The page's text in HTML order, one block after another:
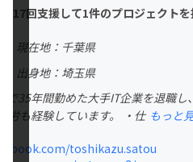
リターン 注目の新着プロ
音楽
ゲーム・サービス開発
17回支援して1件のプロジェクト
現在地：千葉県
出身地：埼玉県
で35年間勤めた大手IT企業を退職
労も経験しています。 ・仕 もっと
toshikazu.satou